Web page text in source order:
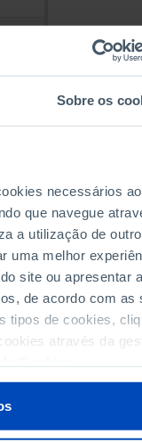
Sobre os
necessários ao
que navegue
a utilização de
uma melhor
site ou apresentar
de acordo com as
tipos de cookies,
através da
revistos pelo INE no âmbito
divulgada pela entidade a